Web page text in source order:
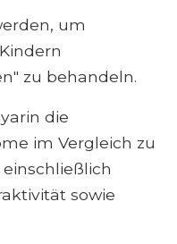
um
zu behandeln.
die
im Vergleich zu
sowie